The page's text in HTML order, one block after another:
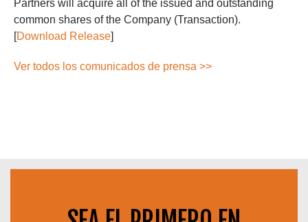
Partners will acquire all of the issued and outstanding
common shares of the Company (Transaction).
[Download Release]
Ver todos los comunicados de prensa >>